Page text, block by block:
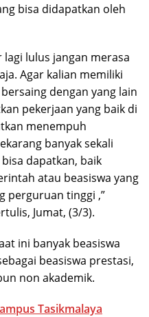
bisa didapatkan oleh
lulus jangan merasa
Agar kalian memiliki
dengan yang lain
pekerjaan yang baik di
menempuh
banyak sekali
dapatkan, baik
atau beasiswa yang
perguruan tinggi ,”
Jumat, (3/3).
ini banyak beasiswa
beasiswa prestasi,
non akademik.
Tasikmalaya